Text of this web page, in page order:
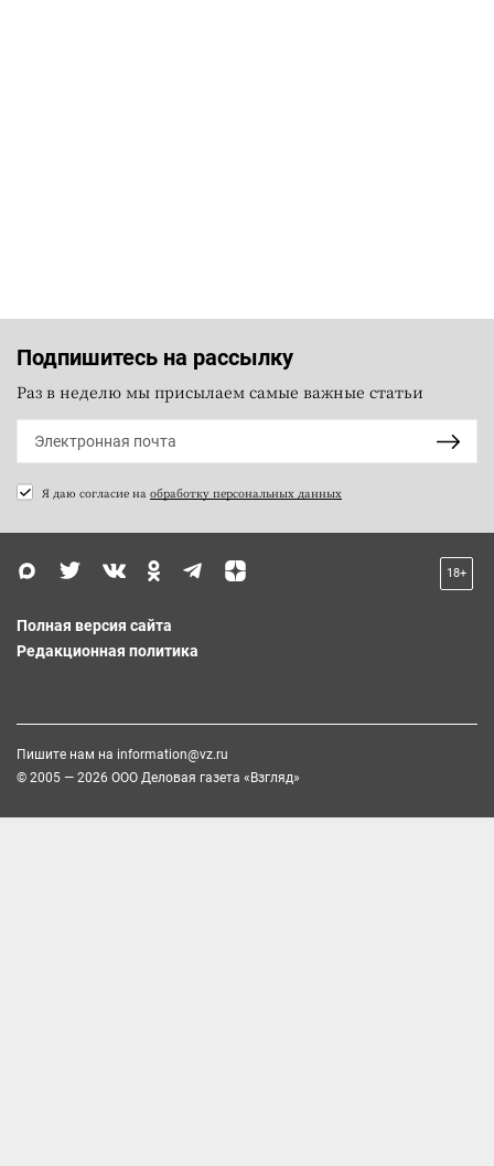
Подпишитесь на рассылку
Раз в неделю мы присылаем самые важные статьи
Я даю согласие на обработку персональных данных
18+
Полная версия сайта
Редакционная политика
Пишите нам на information@vz.ru
© 2005 — 2026 ООО Деловая газета «Взгляд»